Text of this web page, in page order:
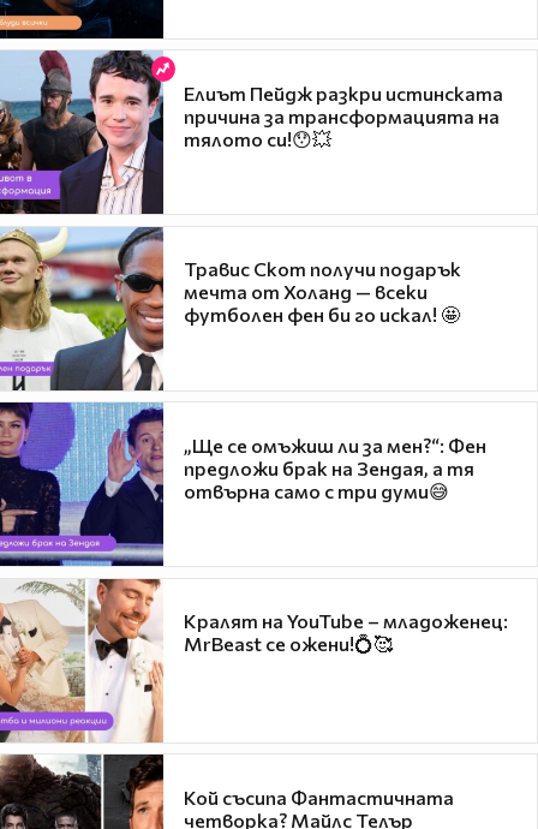
Елиът Пейдж разкри истинската
причина за трансформацията на
тялото си!😯💥
Травис Скот получи подарък
мечта от Холанд — всеки
футболен фен би го искал! 🤩
„Ще се омъжиш ли за мен?“: Фен
предложи брак на Зендая, а тя
отвърна само с три думи😅
Кралят на YouTube – младоженец:
MrBeast се ожени!💍🥰
Кой съсипа Фантастичната
четворка? Майлс Телър